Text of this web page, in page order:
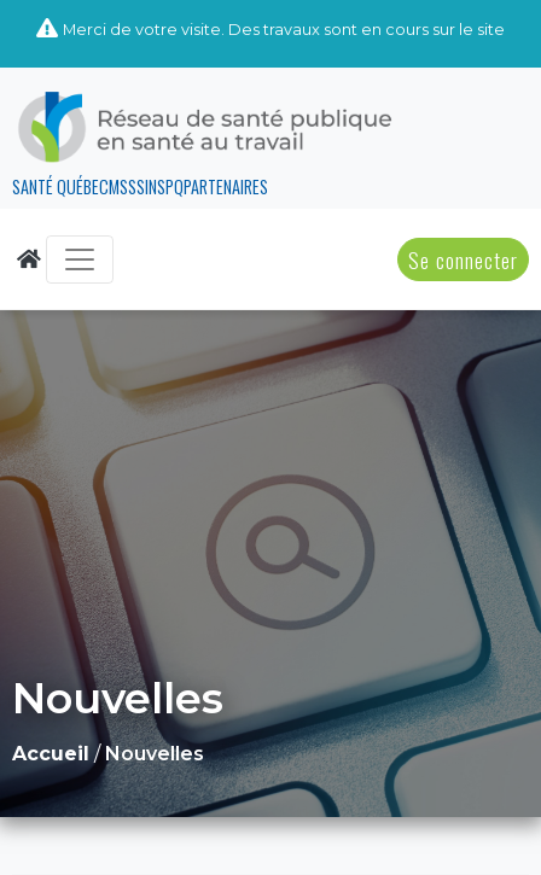
Merci de votre visite. Des travaux sont en cours sur le site
SANTÉ QUÉBECMSSSINSPQPARTENAIRES
Se connecter
Nouvelles
Accueil / Nouvelles